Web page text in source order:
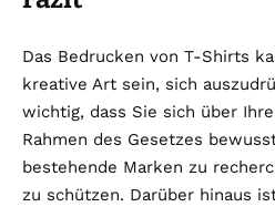
Das Bedrucken von T-Shirts
kreative Art sein, sich
wichtig, dass Sie sich über
Rahmen des Gesetzes
bestehende Marken zu
zu schützen. Darüber hinaus